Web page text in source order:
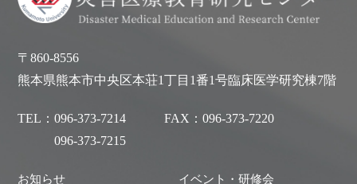
〒860-8556
熊本県熊本市中央区本荘1丁目1番1号臨床医学研究棟7階
TEL：096-373-7214
096-373-7215
FAX：096-373-7220
お知らせ イベント・研修会